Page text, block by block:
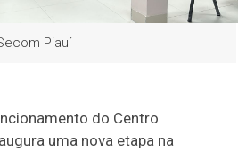
Piauí
do Centro
uma nova etapa na